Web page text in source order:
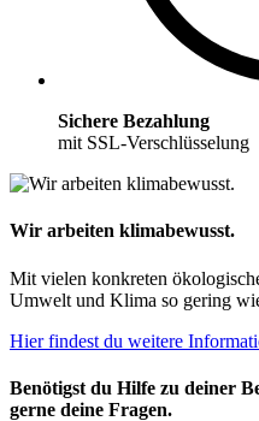
Sichere Bezahlung
mit SSL-Verschlüsselung
Wir arbeiten klimabewusst.
Mit vielen konkreten
Umwelt und Klima so gering
Hier findest du weitere
Benötigst du Hilfe zu deiner
gerne deine Fragen.